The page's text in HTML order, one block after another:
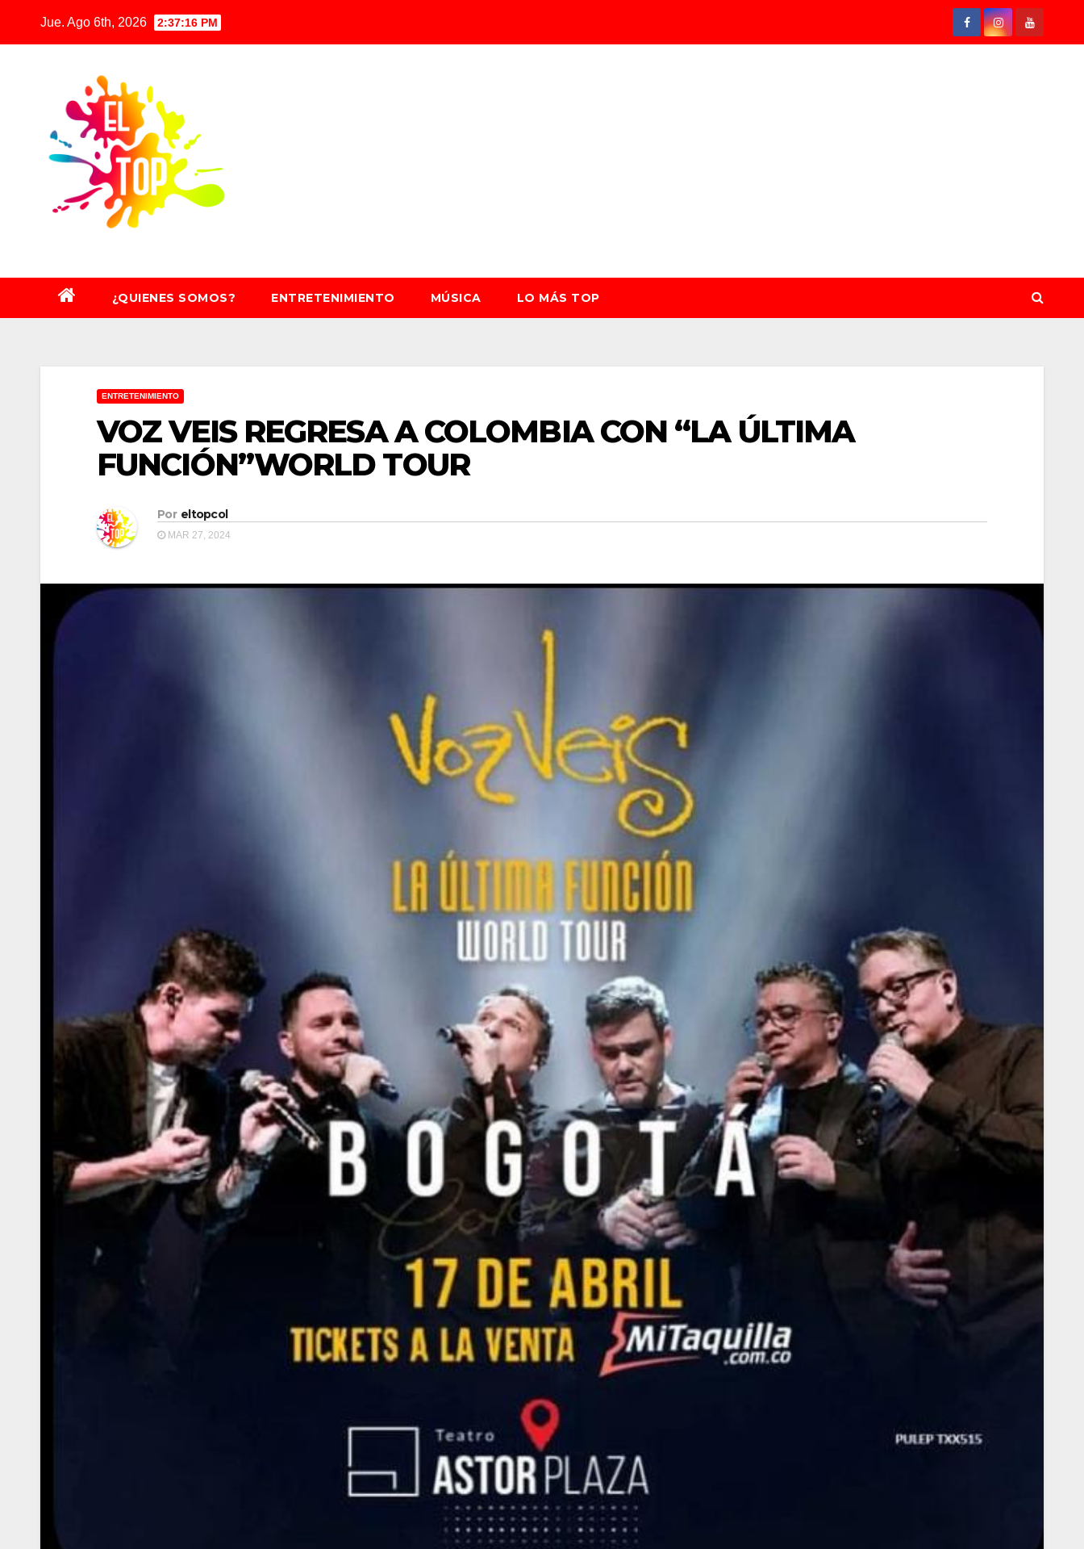
Jue. Ago 6th, 2026 2:37:17 PM
¿QUIENES SOMOS? ENTRETENIMIENTO MÚSICA LO MÁS TOP
ENTRETENIMIENTO
VOZ VEIS REGRESA A COLOMBIA CON “LA ÚLTIMA
FUNCIÓN”WORLD TOUR
Por eltopcol
MAR 27, 2024